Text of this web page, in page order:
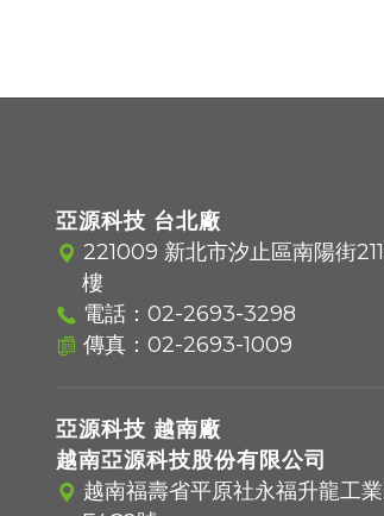
亞源科技 台北廠
221009 新北市汐止區南陽街
樓
電話：02-2693-3298
傳真：02-2693-1009
亞源科技 越南廠
越南亞源科技股份有限公司
越南福壽省平原社永福升龍工